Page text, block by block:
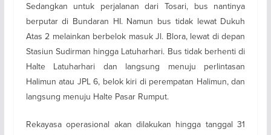
Sedangkan untuk perjalanan dari Tosari, bus nantinya
berputar di Bundaran HI. Namun bus tidak lewat Dukuh
Atas 2 melainkan berbelok masuk Jl. Blora, lewat di depan
Stasiun Sudirman hingga Latuharhari. Bus tidak berhenti di
Halte Latuharhari dan langsung menuju perlintasan
Halimun atau JPL 6, belok kiri di perempatan Halimun, dan
langsung menuju Halte Pasar Rumput.
Rekayasa operasional akan dilakukan hingga tanggal 31